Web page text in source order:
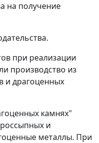
на получение
при реализации
производство из
и драгоценных
камнях"
и
металлы. При